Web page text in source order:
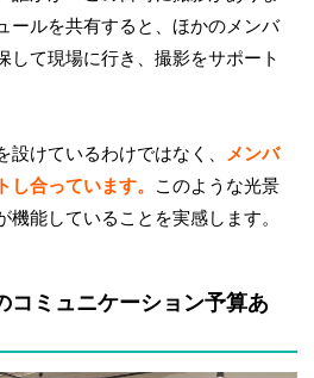
ールを共有すると、ほかのメンバ
して現場に行き、撮影をサポート
けているわけではなく、 メンバ
し合っています。
このような光景
機能していることを実感します。
コミュニケーション予算あ